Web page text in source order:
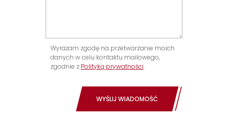
Wyrażam zgodę na przetwarzanie moich
danych w celu kontaktu mailowego,
zgodnie z Polityką prywatności.
WYŚLIJ WIADOMOŚĆ